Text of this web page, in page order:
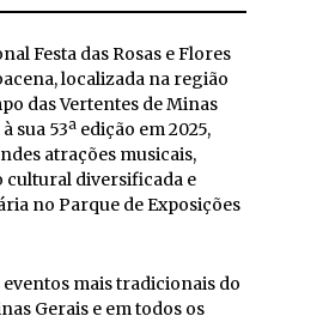
localizada na região
das Vertentes de Minas
sua 53ª edição em 2025,
atrações musicais,
cultural diversificada e
no Parque de Exposições
eventos mais tradicionais do
Gerais e em todos os